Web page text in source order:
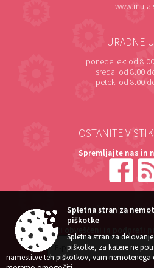
URADNE
ponedeljek: od
sreda: od 8.00
petek: od 8.00
OSTANITE V
Spremljajte nas in
NAROČITE SE NA
Želite ostati obveščeni in podpreti
Spletna stran za
piškotke
Spletna stran za
piškotke, za katere ne
namestitve teh piškotkov, vam